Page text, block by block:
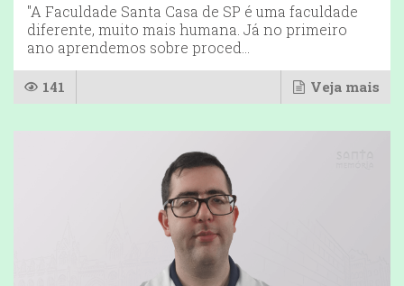
"A Faculdade Santa Casa de SP é uma faculdade
diferente, muito mais humana. Já no primeiro
ano aprendemos sobre proced...
141 Veja mais